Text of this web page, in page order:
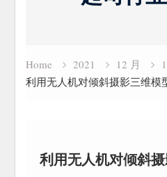
Home 2021 12 月
1
利用无人机对倾斜摄影三维模